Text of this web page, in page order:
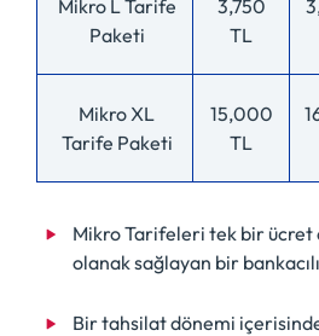
Mikro L Tarife
Paketi
3,750
TL
Mikro XL
Tarife Paketi
15,000
TL
Mikro Tarifeleri tek bir ücret
olanak sağlayan bir
Bir tahsilat dönemi